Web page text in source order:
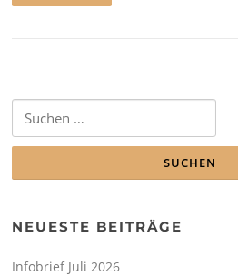
nach:
NEUESTE BEITRÄGE
Infobrief Juli 2026